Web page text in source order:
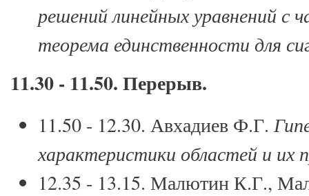
решений линейных уравнений с
теорема единственности для
11.30 - 11.50. Перерыв.
11.50 - 12.30. Авхадиев Ф.Г.
характеристики областей и их
12.35 - 13.15. Малютин К.Г.,